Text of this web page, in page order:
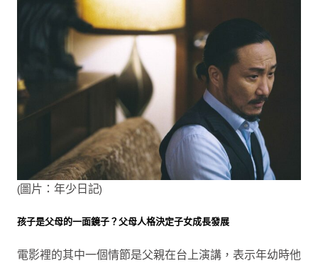
(圖片：年少日記)
孩子是父母的一面鏡子？父母人格決定子女成長發展
電影裡的其中一個情節是父親在台上演講，表示年幼時他